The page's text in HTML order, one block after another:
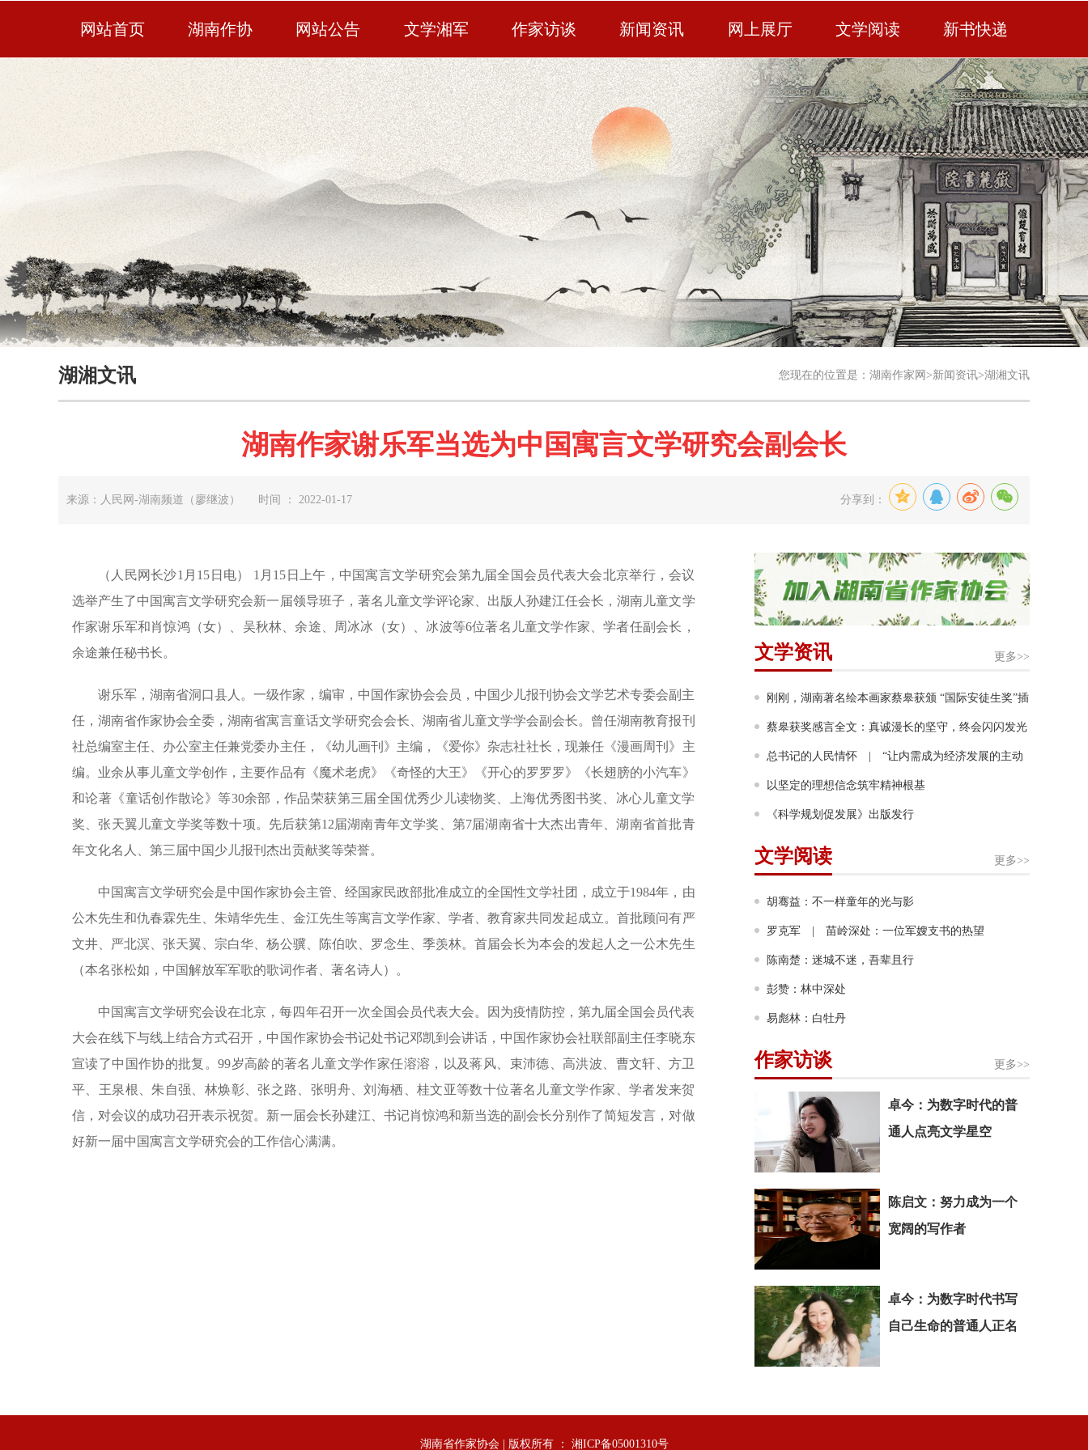
网站首页 湖南作协 网站公告 文学湘军 作家访谈 新闻资讯 网上展厅 文学阅读 新书快递
湖湘文讯 您现在的位置是： 湖南作家网 >新闻资讯>湖湘文讯
湖南作家谢乐军当选为中国寓言文学研究会副会长
来源：人民网-湖南频道（廖继波） 时间 ： 2022-01-17 分享到：
（人民网长沙1月15日电） 1月15日上午，中国寓言文学研究会第九届全国会员代表大会北京举行，会议
选举产生了中国寓言文学研究会新一届领导班子，著名儿童文学评论家、出版人孙建江任会长，湖南儿童文学
作家谢乐军和肖惊鸿（女）、吴秋林、余途、周冰冰（女）、冰波等6位著名儿童文学作家、学者任副会长，
余途兼任秘书长。
谢乐军，湖南省洞口县人。一级作家，编审，中国作家协会会员，中国少儿报刊协会文学艺术专委会副主
任，湖南省作家协会全委，湖南省寓言童话文学研究会会长、湖南省儿童文学学会副会长。曾任湖南教育报刊
社总编室主任、办公室主任兼党委办主任，《幼儿画刊》主编，《爱你》杂志社社长，现兼任《漫画周刊》主
编。业余从事儿童文学创作，主要作品有《魔术老虎》《奇怪的大王》《开心的罗罗罗》《长翅膀的小汽车》
和论著《童话创作散论》等30余部，作品荣获第三届全国优秀少儿读物奖、上海优秀图书奖、冰心儿童文学
奖、张天翼儿童文学奖等数十项。先后获第12届湖南青年文学奖、第7届湖南省十大杰出青年、湖南省首批青
年文化名人、第三届中国少儿报刊杰出贡献奖等荣誉。
中国寓言文学研究会是中国作家协会主管、经国家民政部批准成立的全国性文学社团，成立于1984年，由
公木先生和仇春霖先生、朱靖华先生、金江先生等寓言文学作家、学者、教育家共同发起成立。首批顾问有严
文井、严北溟、张天翼、宗白华、杨公骥、陈伯吹、罗念生、季羡林。首届会长为本会的发起人之一公木先生
（本名张松如，中国解放军军歌的歌词作者、著名诗人）。
中国寓言文学研究会设在北京，每四年召开一次全国会员代表大会。因为疫情防控，第九届全国会员代表
大会在线下与线上结合方式召开，中国作家协会书记处书记邓凯到会讲话，中国作家协会社联部副主任李晓东
宣读了中国作协的批复。99岁高龄的著名儿童文学作家任溶溶，以及蒋风、束沛德、高洪波、曹文轩、方卫
平、王泉根、朱自强、林焕彰、张之路、张明舟、刘海栖、桂文亚等数十位著名儿童文学作家、学者发来贺
信，对会议的成功召开表示祝贺。新一届会长孙建江、书记肖惊鸿和新当选的副会长分别作了简短发言，对做
好新一届中国寓言文学研究会的工作信心满满。
更多>>
文学资讯
刚刚，湖南著名绘本画家蔡皋获颁 “国际安徒生奖”插
画家奖！成为该奖项设立60年来首位获奖的中国画家
蔡皋获奖感言全文：真诚漫长的坚守，终会闪闪发光
总书记的人民情怀 | “让内需成为经济发展的主动
力”
以坚定的理想信念筑牢精神根基
《科学规划促发展》出版发行
更多>>
文学阅读
胡骞益：不一样童年的光与影
罗克军 | 苗岭深处：一位军嫂支书的热望
陈南楚：迷城不迷，吾辈且行
彭赞：林中深处
易彪林：白牡丹
更多>>
作家访谈
卓今：为数字时代的普
通人点亮文学星空
陈启文：努力成为一个
宽阔的写作者
卓今：为数字时代书写
自己生命的普通人正名
湖南省作家协会 | 版权所有 ： 湘ICP备05001310号